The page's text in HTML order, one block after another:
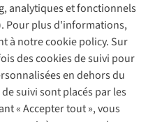
analytiques et fonctionnels
Pour plus d'informations,
à notre cookie policy. Sur
des cookies de suivi pour
en dehors du
suivi sont placés par les
« Accepter tout », vous
nous